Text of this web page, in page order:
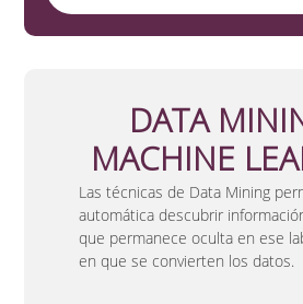
DATA
MACHINE
Las técnicas de Data Mining
automática descubrir
que permanece oculta en ese
en que se convierten los datos.